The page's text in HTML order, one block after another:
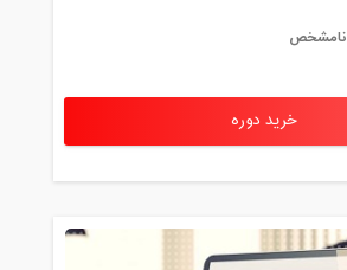
نامشخص
خرید دوره